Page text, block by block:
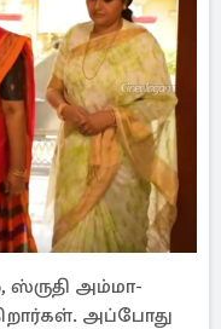
அம்மா-
அப்போது